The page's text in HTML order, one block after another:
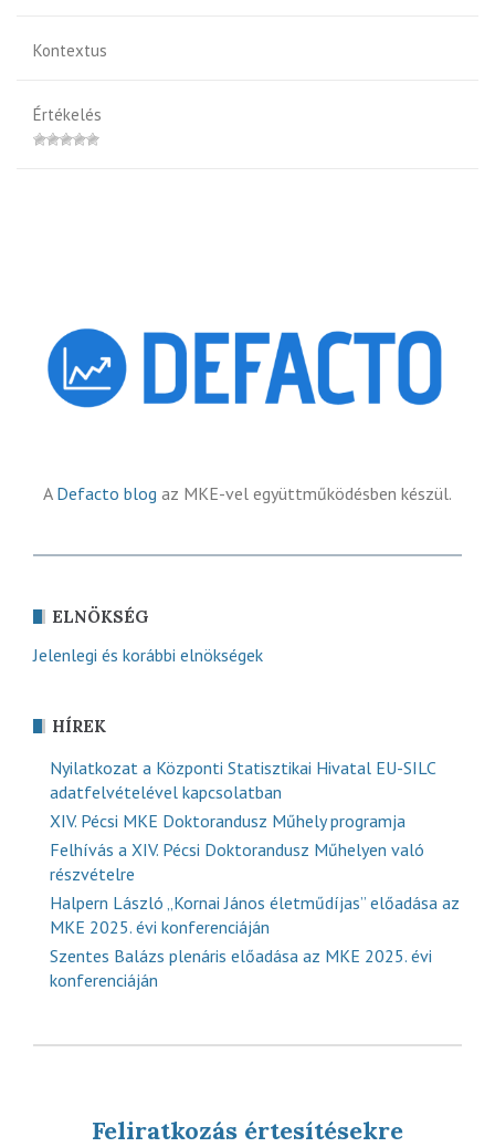
Kontextus
Értékelés
A Defacto blog az MKE-vel együttműködésben készül.
ELNÖKSÉG
Jelenlegi és korábbi elnökségek
HÍREK
Nyilatkozat a Központi Statisztikai Hivatal EU-SILC
adatfelvételével kapcsolatban
XIV. Pécsi MKE Doktorandusz Műhely programja
Felhívás a XIV. Pécsi Doktorandusz Műhelyen való
részvételre
Halpern László „Kornai János életműdíjas” előadása az
MKE 2025. évi konferenciáján
Szentes Balázs plenáris előadása az MKE 2025. évi
konferenciáján
Feliratkozás értesítésekre